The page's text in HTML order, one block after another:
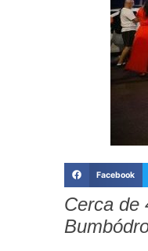
Facebook
Cerca de